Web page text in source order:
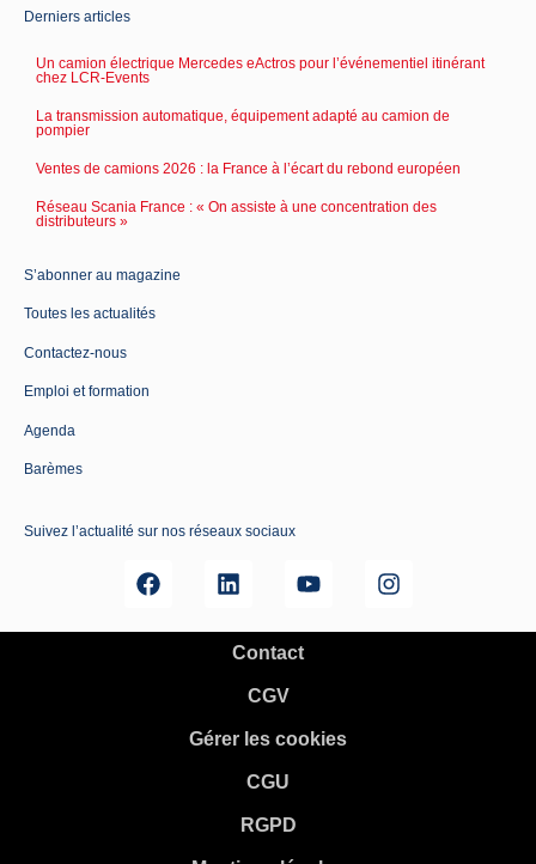
Derniers articles
Un camion électrique Mercedes eActros pour l’événementiel itinérant
chez LCR-Events
La transmission automatique, équipement adapté au camion de
pompier
Ventes de camions 2026 : la France à l’écart du rebond européen
Réseau Scania France : « On assiste à une concentration des
distributeurs »
S’abonner au magazine
Toutes les actualités
Contactez-nous
Emploi et formation
Agenda
Barèmes
Suivez l’actualité sur nos réseaux sociaux
Contact
CGV
Gérer les cookies
CGU
RGPD